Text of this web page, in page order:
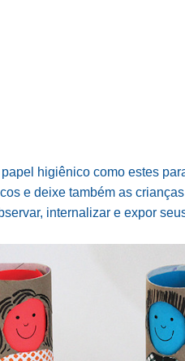
higiênico como estes
e deixe também as
internalizar e expor